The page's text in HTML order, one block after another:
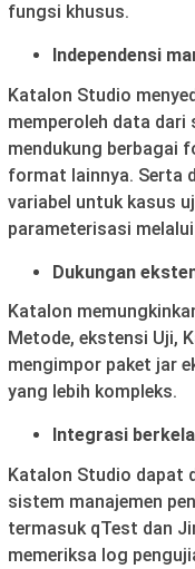
fungsi khusus.
Independensi
Katalon Studio
memperoleh data dari
mendukung berbagai
format lainnya. Serta
variabel untuk kasus
parameterisasi
Dukungan
Katalon
Metode, ekstensi Uji,
mengimpor paket jar
yang lebih kompleks.
Integrasi
Katalon Studio dapat
sistem manajemen
termasuk qTest dan
memeriksa log